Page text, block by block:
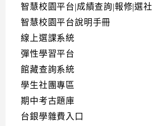
智慧校園平台|成績查詢|報修|選社
智慧校園平台說明手冊
線上選課系統
彈性學習平台
館藏查詢系統
學生社團專區
期中考古題庫
台銀學雜費入口